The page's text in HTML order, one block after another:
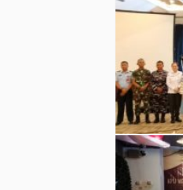
520.986
KPU
edukasi
mencegah